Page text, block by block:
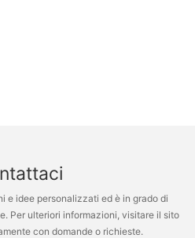
e idee personalizzati ed è in grado di
Per ulteriori informazioni, visitare il sito
con domande o richieste.